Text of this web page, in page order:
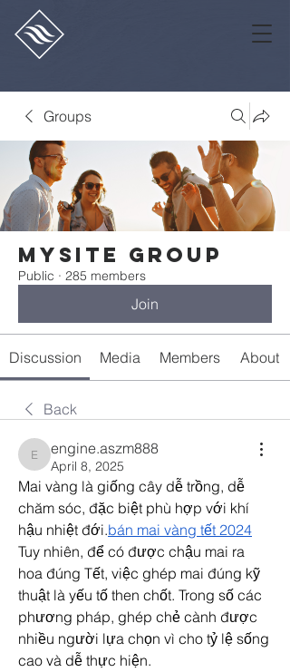
Groups
Mysite Group
Public · 285 members
Join
Discussion Media Members About
Back
engine.aszm888
engine.aszm888
April 8, 2025
Mai vàng là giống cây dễ trồng, dễ
chăm sóc, đặc biệt phù hợp với khí
hậu nhiệt đới.bán mai vàng tết 2024
Tuy nhiên, để có được chậu mai ra
hoa đúng Tết, việc ghép mai đúng kỹ
thuật là yếu tố then chốt. Trong số các
phương pháp, ghép chẻ cành được
nhiều người lựa chọn vì cho tỷ lệ sống
cao và dễ thực hiện.